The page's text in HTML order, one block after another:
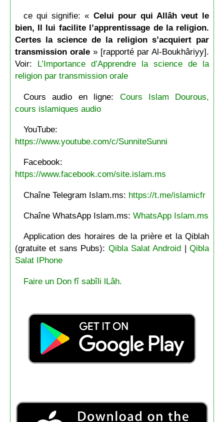
ce qui signifie: « Celui pour qui Allâh veut le
bien, Il lui facilite l’apprentissage de la religion.
Certes la science de la religion s’acquiert par
transmission orale» [rapporté par Al-Boukhâriyy].
Voir: L’Importance d’Apprendre la science de la
religion par transmission orale
Cours audio en ligne: Cours Islam Dourous,
cours islamiques audio
YouTube:
https://www.youtube.com/c/SunniteSunni
Facebook:
https://www.facebook.com/site.islam.ms
Chaîne Telegram Islam.ms: https://t.me/islamicfr
Chaîne WhatsApp Islam.ms: WhatsApp Islam.ms
Application des horaires de la prière et la Qiblah
(gratuite et sans Pubs): Qibla Salat Android |Qibla
Salat IPhone
Faire un Don fî sabîli lLâh.